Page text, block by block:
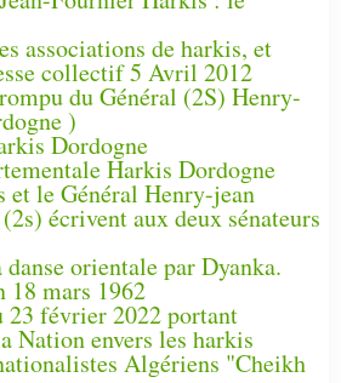
associations de harkis, et
collectif 5 Avril 2012
du Général (2S) Henry-
)
Dordogne
Harkis Dordogne
et le Général Henry-jean
écrivent aux deux sénateurs
orientale par Dyanka.
18 mars 1962
23 février 2022 portant
Nation envers les harkis
Algériens "Cheikh